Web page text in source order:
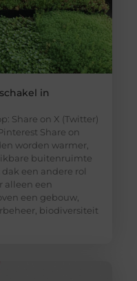
in
Share on X (Twitter)
Share on
worden warmer,
buitenruimte
een andere rol
alleen een
een gebouw,
biodiversiteit